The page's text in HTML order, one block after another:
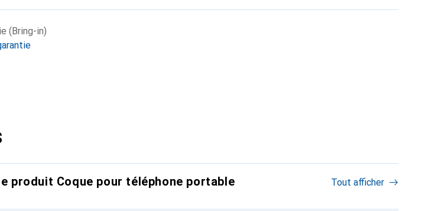
(Bring-in)
produit Coque pour téléphone portable Tout afficher